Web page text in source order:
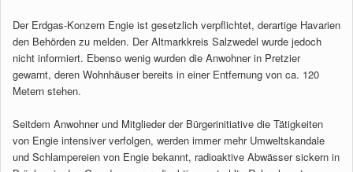
Der Erdgas-Konzern Engie ist gesetzlich verpflichtet, derartige Havarien
den Behörden zu melden. Der Altmarkkreis Salzwedel wurde jedoch
nicht informiert. Ebenso wenig wurden die Anwohner in Pretzier
gewarnt, deren Wohnhäuser bereits in einer Entfernung von ca. 120
Metern stehen.
Seitdem Anwohner und Mitglieder der Bürgerinitiative die Tätigkeiten
von Engie intensiver verfolgen, werden immer mehr Umweltskandale
und Schlampereien von Engie bekannt, radioaktive Abwässer sickern in